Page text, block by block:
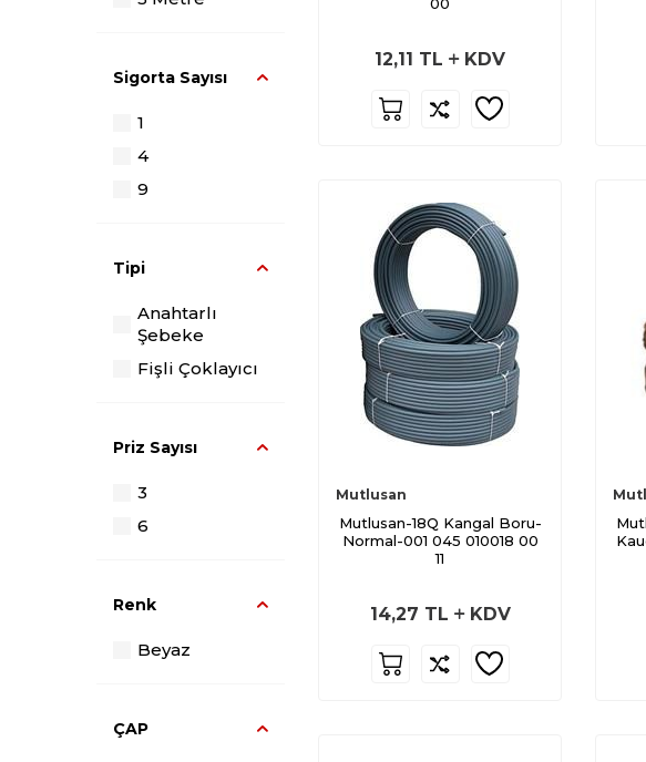
Mutlusan SKP
Kapı ve Zil
Ürünleri Serisi
Pano Kanalları
Spiral Borular
Halojen Free
Borular
Alev Yaymayan
Büyük Kablo
Kanalları Serisi
40x40 Kanal
Spiraller
Aksesuarları
Çelik Spiral
Sigorta Sayısı
1
4
9
Tipi
Anahtarlı
Şebeke
Fişli Çoklayıcı
Priz Sayısı
3
6
Renk
Beyaz
ÇAP
12,11 TL KDV
Mutlusan
Mutlusan-18Q Kangal Boru-
Normal-001 045 010018 00
11
14,27 TL KDV